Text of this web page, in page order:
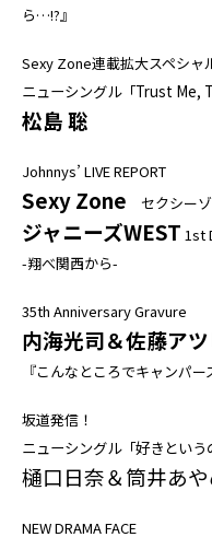
ら…!?』
Sexy Zone連載拡大スペシャ
ニューシングル「Trust Me,
松島 聡
Johnnys’ LIVE REPORT
Sexy Zone セクシー
ジャニーズWEST 1st
-翔べ関西から-
35th Anniversary Gravure
内海光司＆佐藤ア
『こんなところでキャンパ
坂道発信！
ニューシングル「好きとい
樋口日奈＆筒井あ
NEW DRAMA FACE